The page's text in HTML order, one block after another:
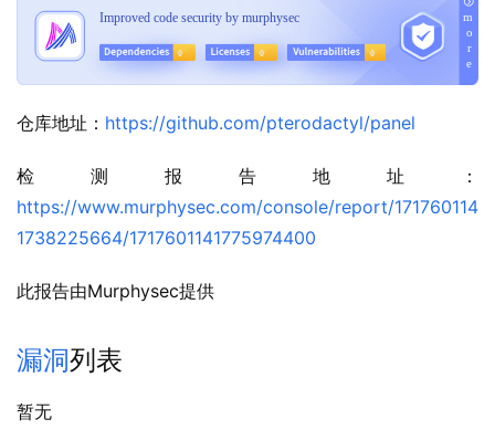
仓库地址： https://github.com/pterodactyl/panel
检测报告地址：
https://www.murphysec.com/console/report/171760114
1738225664/1717601141775974400
此报告由Murphysec提供
漏洞列表
暂无